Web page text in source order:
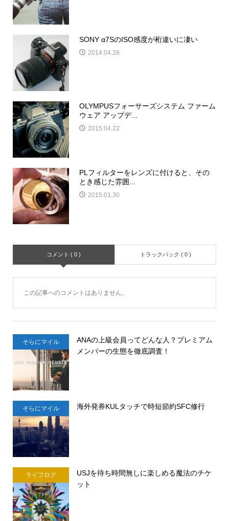
SONY α7SのISO感度が桁違いに凄い
2014.04.28
OLYMPUSフォーサーズシステム ファーム
ウェア アップデ...
2015.04.22
PLフィルターをレンズに付けると、その
とき感じた雰囲...
2015.01.30
コメント ( 0 ) トラックバック ( 0 )
この記事へのコメントはありません。
そらにマイル
ANAの上級会員ってどんな人？プレミアム
メンバーの生態を徹底調査！
そらにマイル 海外発券KULタッチで時短節約SFC修行
ライフログ
USJを待ち時間無しに楽しめる魔法のチケ
ット